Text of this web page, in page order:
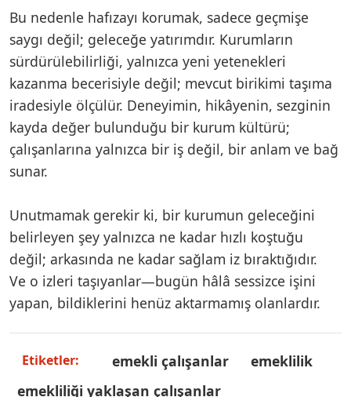
Bu nedenle hafızayı korumak, sadece geçmişe
saygı değil; geleceğe yatırımdır. Kurumların
sürdürülebilirliği, yalnızca yeni yetenekleri
kazanma becerisiyle değil; mevcut birikimi taşıma
iradesiyle ölçülür. Deneyimin, hikâyenin, sezginin
kayda değer bulunduğu bir kurum kültürü;
çalışanlarına yalnızca bir iş değil, bir anlam ve bağ
sunar.
Unutmamak gerekir ki, bir kurumun geleceğini
belirleyen şey yalnızca ne kadar hızlı koştuğu
değil; arkasında ne kadar sağlam iz bıraktığıdır.
Ve o izleri taşıyanlar—bugün hâlâ sessizce işini
yapan, bildiklerini henüz aktarmamış olanlardır.
Etiketler: emekli çalışanlar
emeklilik
emekliliği yaklaşan çalışanlar